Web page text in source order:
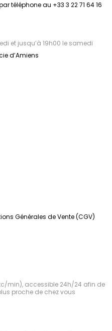
téléphone au +33 3 22 71 64 16
et jusqu’à 19h00 le samedi
d’Amiens
Générales de Vente (CGV)
min), accessible 24h/24 afin de
proche de chez vous